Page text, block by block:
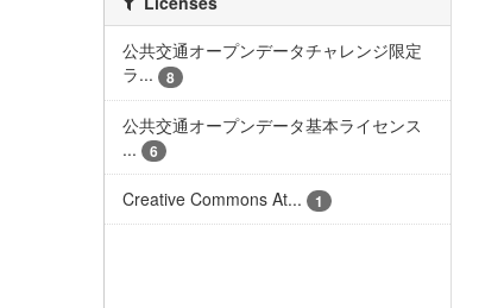
公共交通オープンデータチャレンジ限定
ラ...
8
公共交通オープンデータ基本ライセンス
...
6
Creative Commons At... 1